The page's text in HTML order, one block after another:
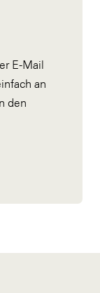
E-Mail
an
den